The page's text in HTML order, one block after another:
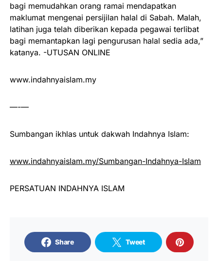
bagi memudahkan orang ramai mendapatkan
maklumat mengenai persijilan halal di Sabah. Malah,
latihan juga telah diberikan kepada pegawai terlibat
bagi memantapkan lagi pengurusan halal sedia ada,”
katanya. -UTUSAN ONLINE
www.indahnyaislam.my
—-—
Sumbangan ikhlas untuk dakwah Indahnya Islam:
www.indahnyaislam.my/Sumbangan-Indahnya-Islam
PERSATUAN INDAHNYA ISLAM
Share Tweet